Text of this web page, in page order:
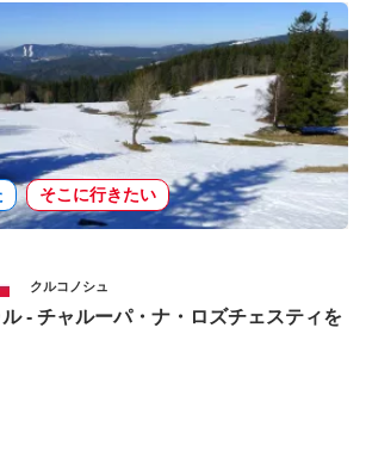
そこに行きたい
クルコノシュ
- チャルーパ・ナ・ロズチェスティを